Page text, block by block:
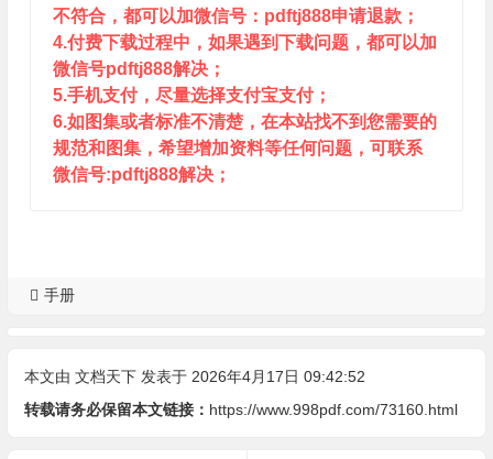
不符合，都可以加微信号：pdftj888申请退款；
4.付费下载过程中，如果遇到下载问题，都可以加
微信号pdftj888解决；
5.手机支付，尽量选择支付宝支付；
6.如图集或者标准不清楚，在本站找不到您需要的
规范和图集，希望增加资料等任何问题，可联系
微信号:pdftj888解决；
手册
本文由 文档天下发表于 2026年4月17日 09:42:52
转载请务必保留本文链接： https://www.998pdf.com/73160.html